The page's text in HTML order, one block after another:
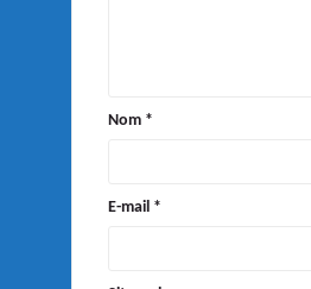
Nom *
E-mail *